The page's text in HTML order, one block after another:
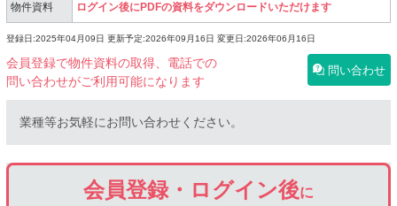
物件資料 ログイン後にPDFの資料をダウンロードいただけます
登録日:2025年04月09日 更新予定:2026年09月16日 変更日:2026年06月16日
会員登録で物件資料の取得、電話での
問い合わせがご利用可能になります
問い合わせ
業種等お気軽にお問い合わせください。
会員登録・ログイン後に